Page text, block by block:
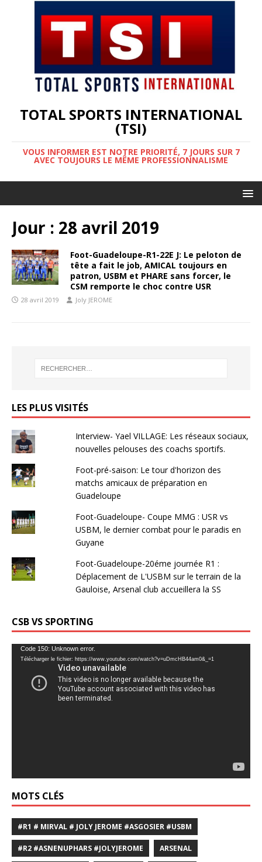
TOTAL SPORTS INTERNATIONAL
(TSI)
VOUS INFORMER EST NOTRE PRIORITÉ, 7 JOURS SUR 7
AVEC TOUJOURS LE MÊME PROFESSIONNALISME
Jour : 28 avril 2019
Foot-Guadeloupe-R1-22E J: Le peloton de
tête a fait le job, AMICAL toujours en
patron, USBM et PHARE sans forcer, le
CSM remporte le choc contre USR
28 avril 2019 Joly JEROME
LES PLUS VISITÉS
Interview- Yael VILLAGE: Les réseaux sociaux,
nouvelles pelouses des coachs sportifs.
Foot-pré-saison: Le tour d'horizon des
matchs amicaux de préparation en
Guadeloupe
Foot-Guadeloupe- Coupe MMG : USR vs
USBM, le dernier combat pour le paradis en
Guyane
Foot-Guadeloupe-20éme journée R1 :
Déplacement de L'USBM sur le terrain de la
Gauloise, Arsenal club accueillera la SS
CSB VS SPORTING
Lecteur
vidéo
Code 150: Unknown error.
Télécharger le fichier: https://www.youtube.com/watch?v=uDmcHB44am0&_=1
MOTS CLÉS
#R1 # MIRVAL # JOLY JEROME #ASGOSIER #USBM
#R2 #ASNENUPHARS #JOLYJEROME ARSENAL